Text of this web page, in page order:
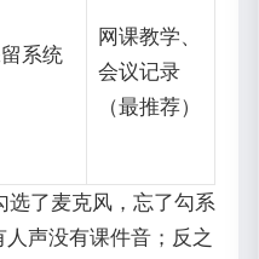
系统
网课教学、
会议记录
（最推荐）
选了麦克风，忘了勾系
声没有课件音；反之